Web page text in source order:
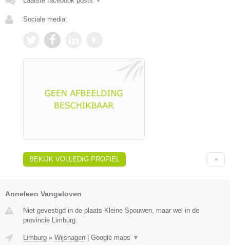
Sociale media:
BEKIJK VOLLEDIG PROFIEL
Anneleen Vangeloven
Niet gevestigd in de plaats Kleine Spouwen, maar wel in de
provincie Limburg.
Limburg » Wijshagen Google maps ▼